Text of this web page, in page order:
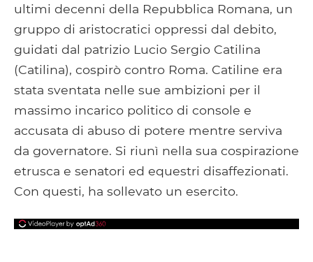
ultimi decenni della Repubblica Romana, un
gruppo di aristocratici oppressi dal debito,
guidati dal patrizio Lucio Sergio Catilina
(Catilina), cospirò contro Roma. Catiline era
stata sventata nelle sue ambizioni per il
massimo incarico politico di console e
accusata di abuso di potere mentre serviva
da governatore. Si riunì nella sua cospirazione
etrusca e senatori ed equestri disaffezionati.
Con questi, ha sollevato un esercito.